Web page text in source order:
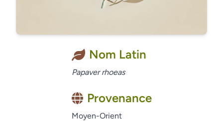
Nom Latin
Papaver rhoeas
Provenance
Moyen-Orient